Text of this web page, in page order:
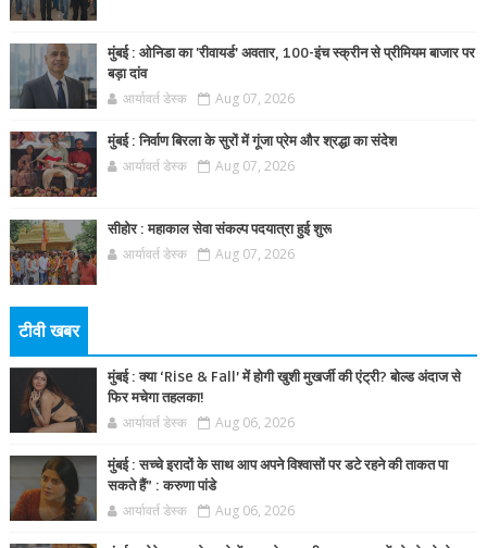
मुंबई : ओनिडा का 'रीवायर्ड’ अवतार, 100-इंच स्क्रीन से प्रीमियम बाजार पर
बड़ा दांव
आर्यावर्त डेस्क Aug 07, 2026
मुंबई : निर्वाण बिरला के सुरों में गूंजा प्रेम और श्रद्धा का संदेश
आर्यावर्त डेस्क Aug 07, 2026
सीहोर : महाकाल सेवा संकल्प पदयात्रा हुई शुरू
आर्यावर्त डेस्क Aug 07, 2026
टीवी खबर
मुंबई : क्या ‘Rise & Fall’ में होगी खुशी मुखर्जी की एंट्री? बोल्ड अंदाज से
फिर मचेगा तहलका!
आर्यावर्त डेस्क Aug 06, 2026
मुंबई : सच्चे इरादों के साथ आप अपने विश्वासों पर डटे रहने की ताकत पा
सकते हैं” : करुणा पांडे
आर्यावर्त डेस्क Aug 06, 2026